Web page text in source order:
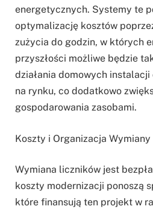
energetycznych. Systemy te
optymalizację kosztów
zużycia do godzin, w których
przyszłości możliwe będzie
działania domowych
na rynku, co dodatkowo
gospodarowania zasobami.
Koszty i Organizacja Wymiany
Wymiana liczników jest
koszty modernizacji ponoszą
które finansują ten projekt w